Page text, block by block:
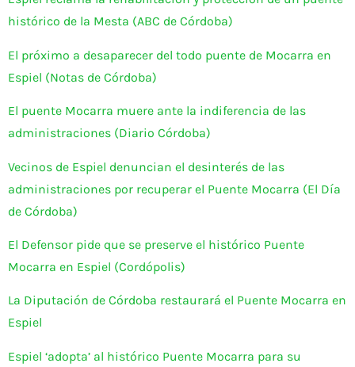
histórico de la Mesta (ABC de Córdoba)
El próximo a desaparecer del todo puente de Mocarra en
Espiel (Notas de Córdoba)
El puente Mocarra muere ante la indiferencia de las
administraciones (Diario Córdoba)
Vecinos de Espiel denuncian el desinterés de las
administraciones por recuperar el Puente Mocarra (El Día
de Córdoba)
El Defensor pide que se preserve el histórico Puente
Mocarra en Espiel (Cordópolis)
La Diputación de Córdoba restaurará el Puente Mocarra en
Espiel
Espiel ‘adopta’ al histórico Puente Mocarra para su